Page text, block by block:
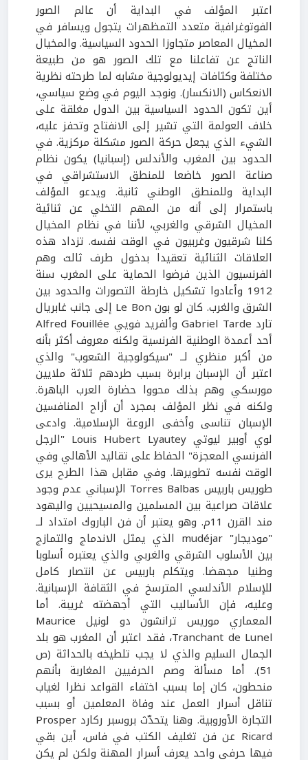
اعتبر المؤلف في البداية أن عالم الصور
الفوتوغرافية متعدد التمظهرات يتجول ويسافر في
المخيال المعاصر متجاوزا الحدود السياسية. والمخيال
الناتج عن تفاعلنا مع تلك الصور هو من طبيعة
مختلفة وكثافات إيديولوجية مشابه لما طرحته نظرية
الانعكاس (الانكسار). ونوجد اليوم في وضع سياسي،
أين تكون الحدود السياسية بين الدول مغلقة على
خلاف العولمة التي تشير إلى الانفتاح وتحفز عليه،
الشيء الذي يجعل حركة الصور مشكلة مركزية. في
الحدود بين المغرب والأندلس (إسبانيا) يكون نظام
صناعة الصور خاضعا للمنطق الاستشراقي في
البداية وللمنطق الوطني ثانية. ويدعو المؤلف
باستمرار إلى أنه من المهم التخلي عن ثنائية
المخيال الشرقي والغربي، لأننا في نظام المخيال
كلنا شرقيون وغربيون في الوقت نفسه. تزداد هذه
العلاقات الثنائية تعقيدا بدخول طرف ثالث وهم
الفرنسيون الذين فرضوا الحماية على المغرب سنة
1912 وأعادوا تشكيل خارطة التصورات والحدود بين
الشرق والغرب. كان لو بون Le Bon إلى جانب غابريال
تارد Gabriel Tarde وألفريد فويي Alfred Fouillée
أحد أعمدة الوطنية الفرنسية ولكنه معروف أكثر بأنه
من أكبر منظري لــ "سيكولوجية الشعوب" والذي
اعتبر أن الإسبان برابرة بسبب طردهم ثلاثة ملايين
مورسكي وهم بذلك محووا حضارة العرب الباهرة.
ولكنه في نظر المؤلف بمجرد أن أزاح المنافسين
الإسبان تناسى وأخفى الروعة الإسلامية. وادعى
لوي أوبير ليوتي Louis Hubert Lyautey "الرجل
الفرنسي المعجزة" الحفاظ على تقاليد الأهالي وفي
الوقت نفسه تطويرها. وفي مقابل هذا الطرح يرى
طوريس باربيس Torres Balbas الإسباني عدم وجود
علاقات صراعية بين المسلمين والمسيحيين واليهود
مند القرن 11م. وهو يعتبر أن فن الباروك امتداد لــ
"موديجار" mudéjar الذي يمثل الاندماج والتمازج
بين الأسلوب الشرقي والغربي والذي يعتبره أسلوبا
وطنيا مجهضا. ويتكلم باربيس عن انتصار كامل
للإسلام الأندلسي المترسخ في الثقافة الإسبانية.
وعليه، فإن الأساليب التي أجهضته غريبة. أما
المعماري موريس ترانشون دو لونيل Maurice
Tranchant de Lunel، فقد اعتبر أن المغرب هو بلد
الجمال السليم والذي لا يجب تلطيخه بالحداثة (ص
51). أما مسألة وصم الحرفيين المغاربة بأنهم
منحطون، كان إما بسبب اختفاء القواعد نظرا لغياب
تناقل أسرار العمل عند وفاة المعلمين أو بسبب
التجارة الأوروبية. وهنا يتحدّث بروسبر ركارد Prosper
Ricard عن فن تغليف الكتب في فاس، أين بقي
فيها حرفي واحد يعرف أسرار المهنة ولكن لم يكن